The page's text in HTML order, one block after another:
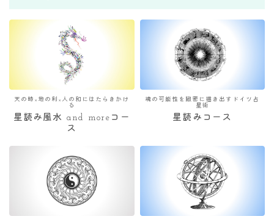
天の時×地の利×人の和にはたらきかけ
る
星読み風水 and moreコー
ス
魂の可能性を緻密に描き出すドイツ占
星術
星読みコース